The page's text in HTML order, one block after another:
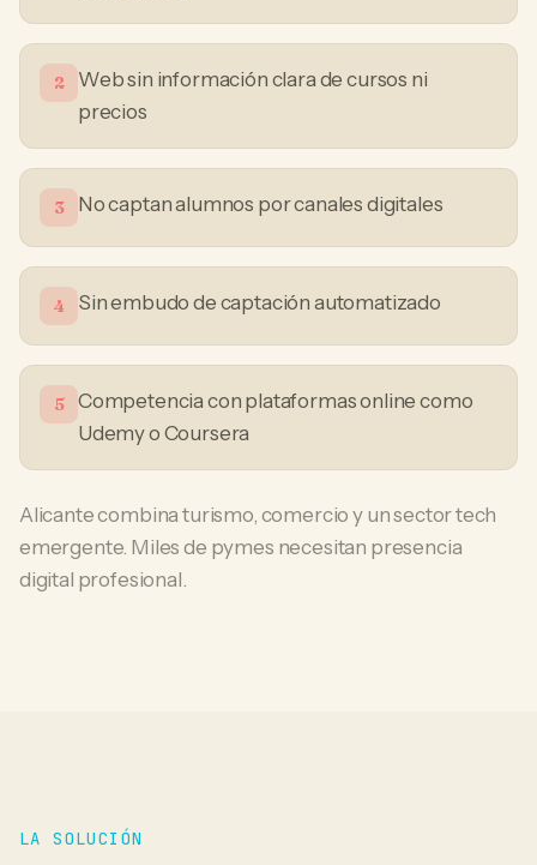
2
Web sin información clara de cursos ni
precios
3 No captan alumnos por canales digitales
4 Sin embudo de captación automatizado
5
Competencia con plataformas online como
Udemy o Coursera
Alicante combina turismo, comercio y un sector tech
emergente. Miles de pymes necesitan presencia
digital profesional.
LA SOLUCIÓN